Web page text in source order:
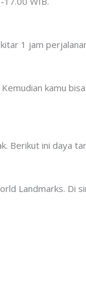
1 jam
kamu
Berikut ini daya
Landmarks. Di